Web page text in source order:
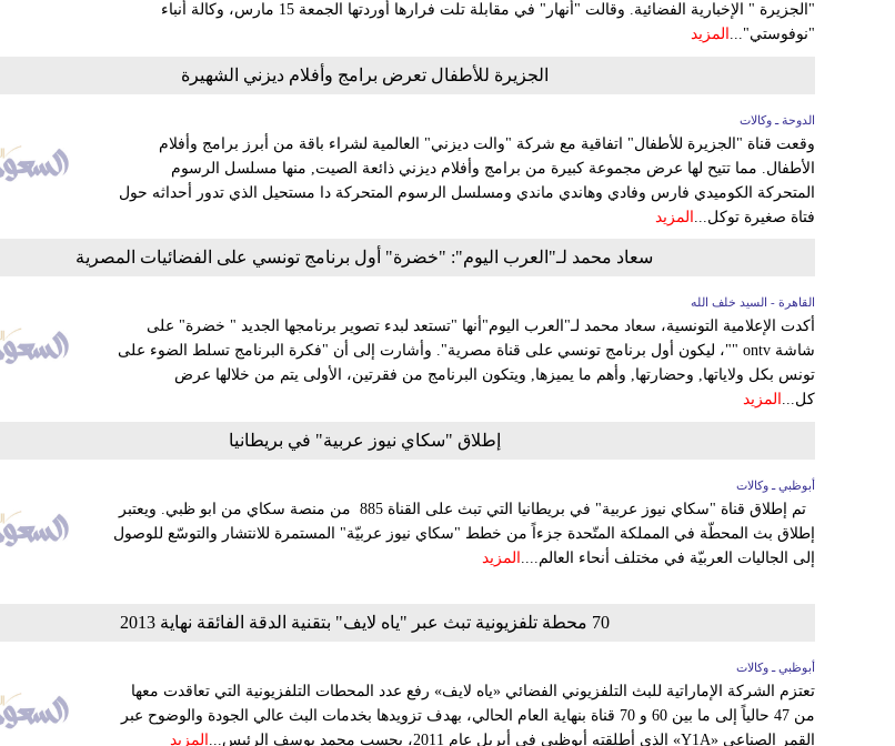
"الجزيرة " الإخبارية الفضائية. وقالت "أنهار" في مقابلة تلت فرارها أوردتها الجمعة 15 مارس، وكالة أنباء
"نوفوستي"... المزيد
الجزيرة للأطفال تعرض برامج وأفلام ديزني الشهيرة
الدوحة ـ وكالات
وقعت قناة "الجزيرة للأطفال" اتفاقية مع شركة "والت ديزني" العالمية لشراء باقة من أبرز برامج وأفلام
الأطفال‏.‏ مما تتيح لها عرض مجموعة كبيرة من برامج وأفلام ديزني ذائعة الصيت, منها مسلسل الرسوم
المتحركة الكوميدي فارس وفادي وهاندي ماندي ومسلسل الرسوم المتحركة دا مستحيل الذي تدور أحداثه حول
فتاة صغيرة توكل... المزيد
سعاد محمد لـ"العرب اليوم": "خضرة" أول برنامج تونسي على الفضائيات المصرية
القاهرة - السيد خلف الله
أكدت الإعلامية التونسية، سعاد محمد لـ"العرب اليوم"أنها "تستعد لبدء تصوير برنامجها الجديد " خضرة" على
شاشة ontv ""، ليكون أول برنامج تونسي على قناة مصرية". وأشارت إلى أن "فكرة البرنامج تسلط الضوء على
تونس بكل ولاياتها, وحضارتها, وأهم ما يميزها, ويتكون البرنامج من فقرتين، الأولى يتم من خلالها عرض
كل... المزيد
إطلاق "سكاي نيوز عربية" في بريطانيا
أبوظبي ـ وكالات
تم إطلاق قناة "سكاي نيوز عربية" في بريطانيا التي تبث على القناة 885 من منصة سكاي من ابو ظبي. ويعتبر
إطلاق بث المحطّة في المملكة المتّحدة جزءاً من خطط "سكاي نيوز عربيّة" المستمرة للانتشار والتوسّع للوصول
إلى الجاليات العربيّة في مختلف أنحاء العالم.... المزيد
70 محطة تلفزيونية تبث عبر "ياه لايف" بتقنية الدقة الفائقة نهاية 2013
أبوظبي ـ وكالات
تعتزم الشركة الإماراتية للبث التلفزيوني الفضائي «ياه لايف» رفع عدد المحطات التلفزيونية التي تعاقدت معها
من 47 حالياً إلى ما بين 60 و 70 قناة بنهاية العام الحالي، بهدف تزويدها بخدمات البث عالي الجودة والوضوح عبر
القمر الصناعي «Y1A» الذي أطلقته أبوظبي في أبريل عام 2011، بحسب محمد يوسف الرئيس...
المزيد